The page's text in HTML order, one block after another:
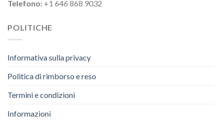
Telefono: +1 646 868 9032
POLITICHE
Informativa sulla privacy
Politica di rimborso e reso
Termini e condizioni
Informazioni